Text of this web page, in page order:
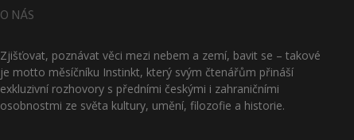
O NÁS
Zjišťovat, poznávat věci mezi nebem a zemí, bavit se – takové
je motto měsíčníku Instinkt, který svým čtenářům přináší
exkluzivní rozhovory s předními českými i zahraničními
osobnostmi ze světa kultury, umění, filozofie a historie.